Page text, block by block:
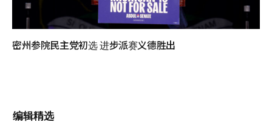
密州参院民主党初选 进步派赛义德胜出
编辑精选